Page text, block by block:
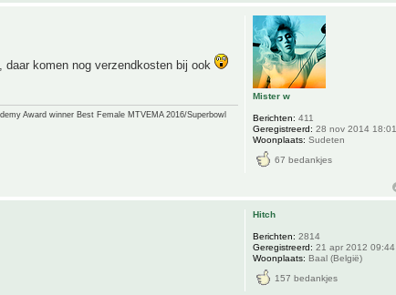
daar komen nog verzendkosten bij ook
Award winner Best Female MTVEMA 2016/Superbowl
Mister w
Berichten: 411
Geregistreerd: 28 nov 2014 18:01
Woonplaats: Sudeten
67 bedankjes
Hitch
Berichten: 2814
Geregistreerd: 21 apr 2012 09:44
Woonplaats: Baal (België)
157 bedankjes